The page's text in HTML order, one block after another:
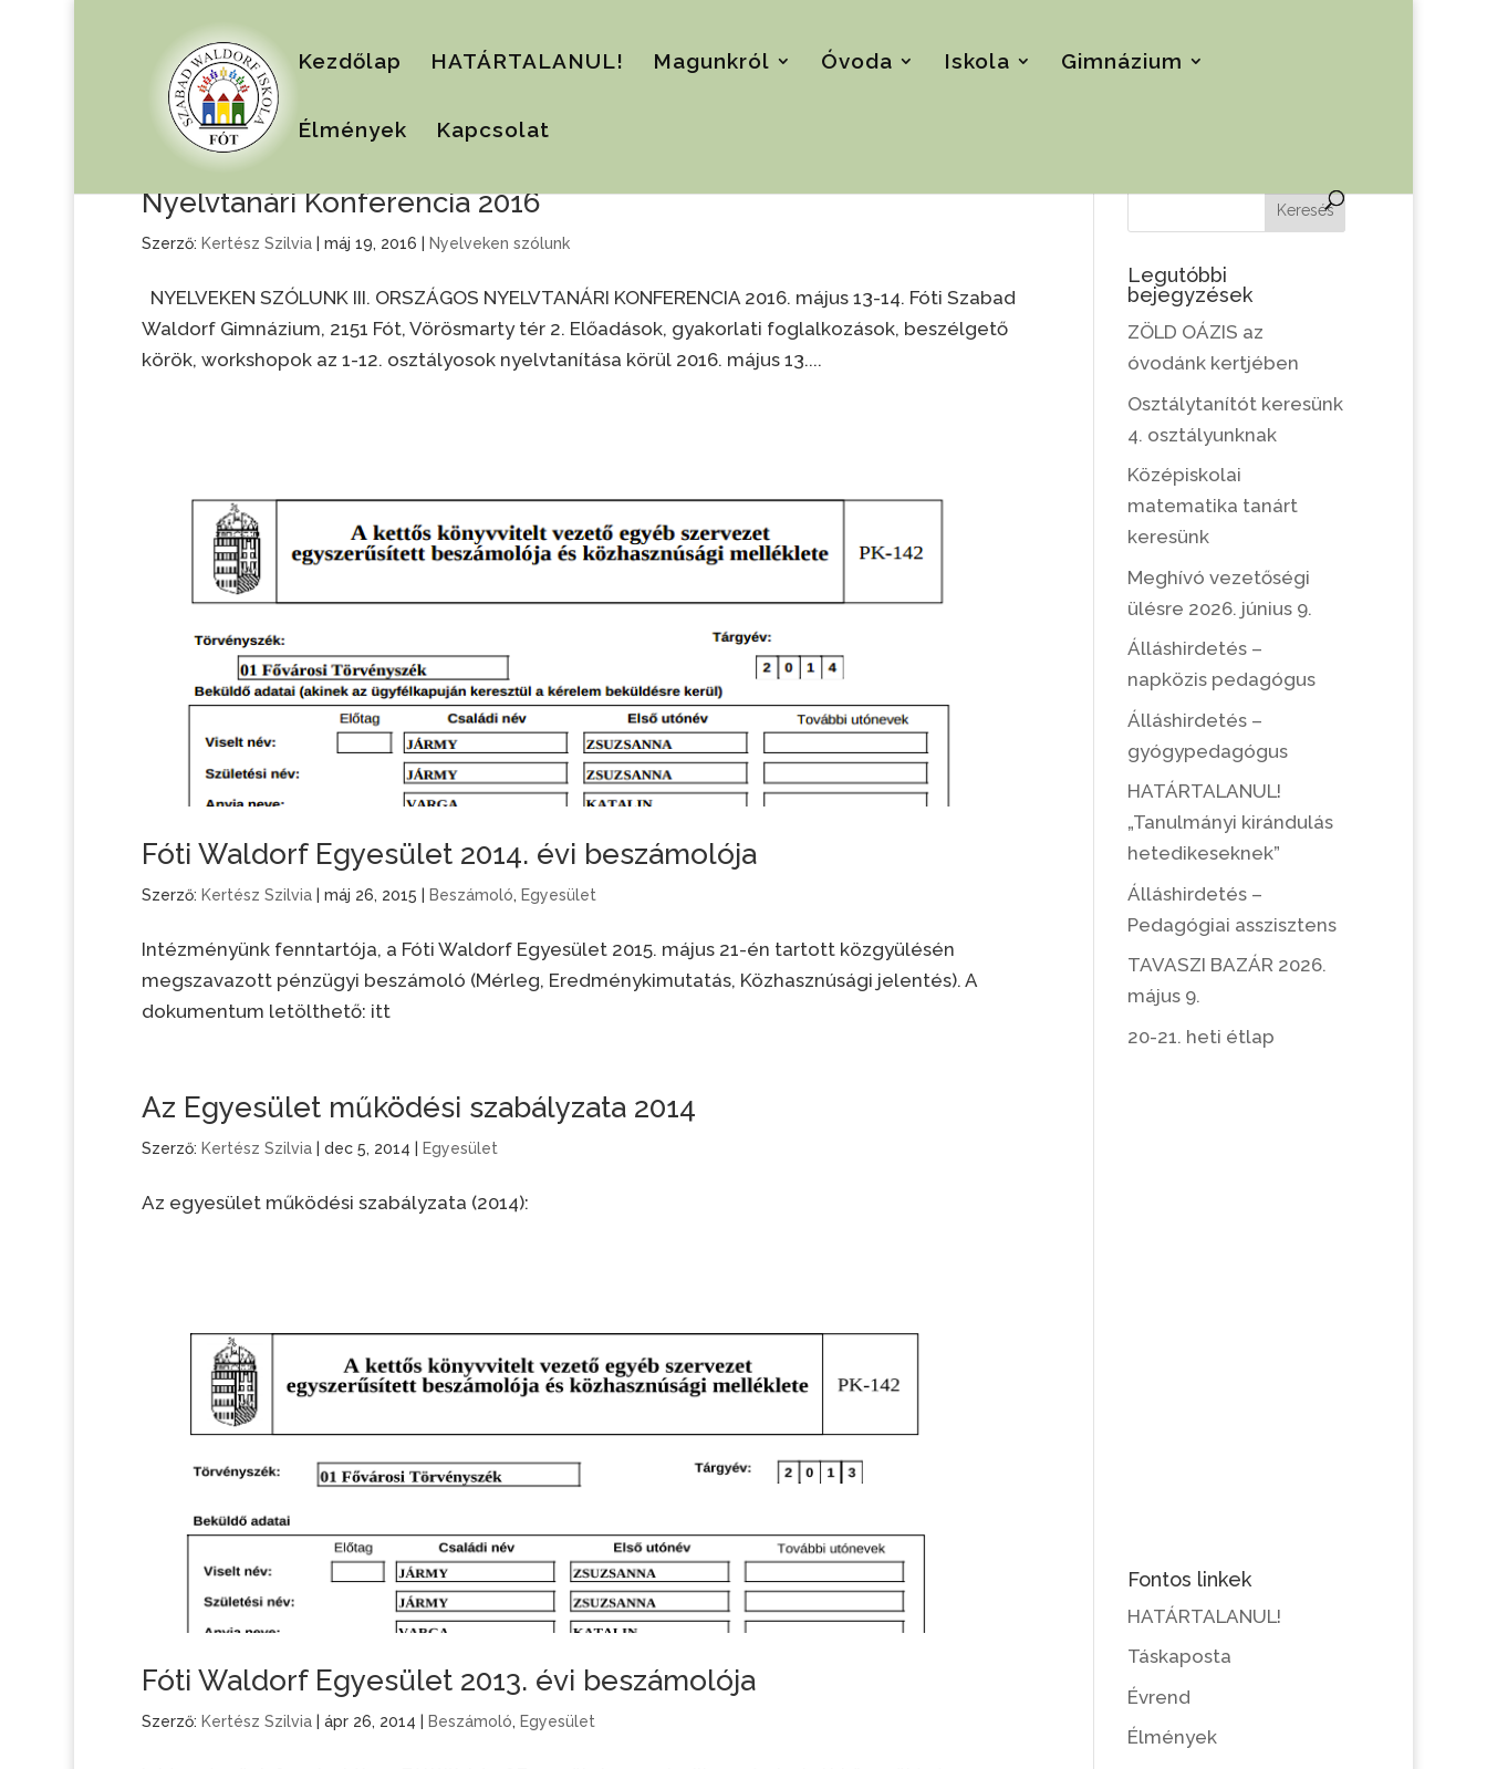
Kezdőlap HATÁRTALANUL! Magunkról Óvoda Iskola Gimnázium
Élmények Kapcsolat
Nyelvtanári Konferencia 2016
Szerző: Kertész Szilvia| máj 19, 2016 Nyelveken szólunk
NYELVEKEN SZÓLUNK III. ORSZÁGOS NYELVTANÁRI KONFERENCIA 2016. május 13-14. Fóti Szabad
Waldorf Gimnázium, 2151 Fót, Vörösmarty tér 2. Előadások, gyakorlati foglalkozások, beszélgető
körök, workshopok az 1-12. osztályosok nyelvtanítása körül 2016. május 13....
Fóti Waldorf Egyesület 2014. évi beszámolója
Szerző: Kertész Szilvia| máj 26, 2015 Beszámoló, Egyesület
Intézményünk fenntartója, a Fóti Waldorf Egyesület 2015. május 21-én tartott közgyülésén
megszavazott pénzügyi beszámoló (Mérleg, Eredménykimutatás, Közhasznúsági jelentés). A
dokumentum letölthető: itt
Az Egyesület működési szabályzata 2014
Szerző: Kertész Szilvia| dec 5, 2014 Egyesület
Az egyesület működési szabályzata (2014):
Fóti Waldorf Egyesület 2013. évi beszámolója
Szerző: Kertész Szilvia| ápr 26, 2014 Beszámoló, Egyesület
Keresés
Legutóbbi
bejegyzések
ZÖLD OÁZIS az
óvodánk kertjében
Osztálytanítót keresünk
4. osztályunknak
Középiskolai
matematika tanárt
keresünk
Meghívó vezetőségi
ülésre 2026. június 9.
Álláshirdetés –
napközis pedagógus
Álláshirdetés –
gyógypedagógus
HATÁRTALANUL!
„Tanulmányi kirándulás
hetedikeseknek”
Álláshirdetés –
Pedagógiai asszisztens
TAVASZI BAZÁR 2026.
május 9.
20-21. heti étlap
Fontos linkek
HATÁRTALANUL!
Táskaposta
Évrend
Élmények